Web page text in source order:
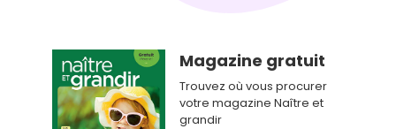
Magazine gratuit
Trouvez où vous procurer
votre magazine Naître et
grandir